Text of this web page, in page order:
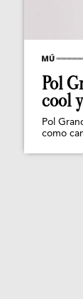
Pol
cool
Pol
como